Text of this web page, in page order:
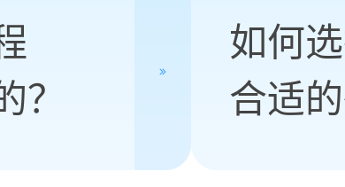
？
如何
合适的